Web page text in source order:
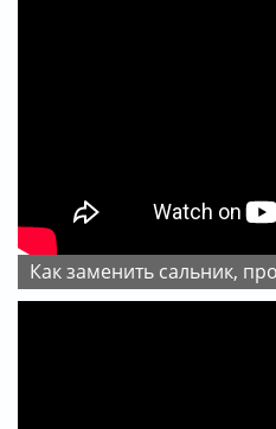
Как заменить сальник,